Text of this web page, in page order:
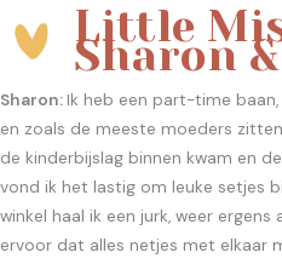
Little
Sharon
Sharon: Ik heb een part-time
en zoals de meeste moeders
de kinderbijslag binnen kwam en
vond ik het lastig om leuke setjes
winkel haal ik een jurk, weer
ervoor dat alles netjes met elkaar